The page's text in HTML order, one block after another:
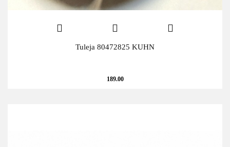
Tuleja 80472825 KUHN
189.00